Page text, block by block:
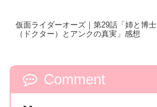
仮面ライダーオーズ｜第29話「姉と博士
（ドクター）とアンクの真実」感想
Comment